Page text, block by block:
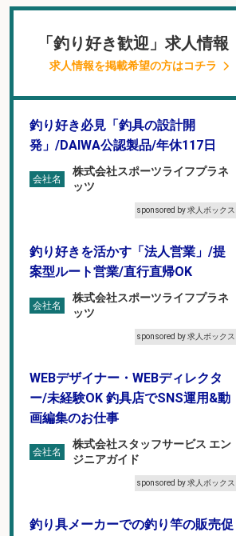
「釣り好き歓迎」求人情報
求人情報を掲載希望の方はコチラ
釣り好き必見「釣具の設計開
発」/DAIWA公認製品/年休117日
会社名
株式会社スポーツライフプラネ
ッツ
sponsored by 求人ボックス
釣り好きを活かす「法人営業」/提
案型ルート営業/直行直帰OK
会社名
株式会社スポーツライフプラネ
ッツ
sponsored by 求人ボックス
WEBデザイナー・WEBディレクタ
ー/未経験OK 釣具店でSNS運用&動
画編集のお仕事
会社名
株式会社スタッフサービス エン
ジニアガイド
sponsored by 求人ボックス
釣り具メーカーでの釣り竿の販売促